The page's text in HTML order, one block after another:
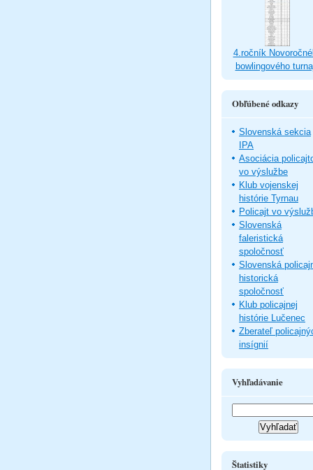
4.ročník
bowlingového
Obľúbené odkazy
Slovenská sekcia
IPA
Asociácia
vo výslužbe
Klub vojenskej
histórie Tyrnau
Policajt vo
Slovenská
faleristická
spoločnosť
Slovenská
historická
spoločnosť
Klub policajnej
histórie Lučenec
Zberateľ
insígnií
Vyhľadávanie
Štatistiky